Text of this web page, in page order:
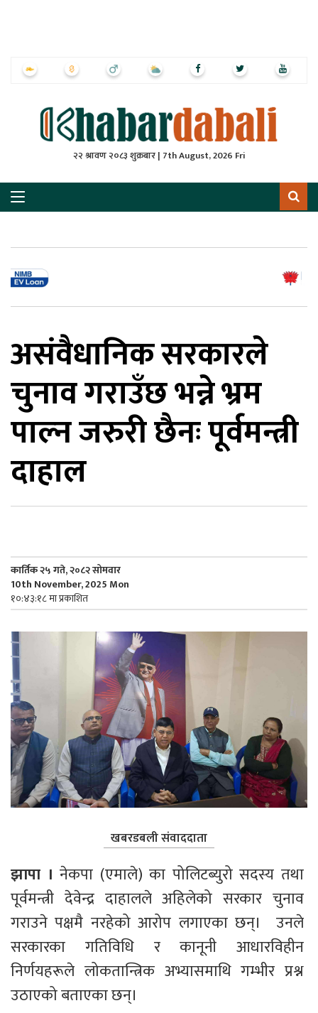
२२ श्रावण २०८३ शुक्रबार | 7th August, 2026 Fri
असंवैधानिक सरकारले
चुनाव गराउँछ भन्ने भ्रम
पाल्न जरुरी छैनः पूर्वमन्त्री
दाहाल
कार्तिक २५ गते, २०८२ सोमवार
10th November, 2025 Mon
१०:४३:१८ मा प्रकाशित
खबरडबली संवाददाता
झापा । नेकपा (एमाले) का पोलिटब्युरो सदस्य तथा
पूर्वमन्त्री देवेन्द्र दाहालले अहिलेको सरकार चुनाव
गराउने पक्षमै नरहेको आरोप लगाएका छन्।  उनले
सरकारका गतिविधि र कानूनी आधारविहीन
निर्णयहरूले लोकतान्त्रिक अभ्यासमाथि गम्भीर प्रश्न
उठाएको बताएका छन्।